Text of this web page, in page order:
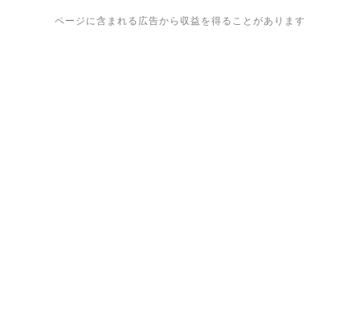
ページに含まれる広告から収益を得ることがあります